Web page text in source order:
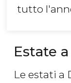
tutto
Estate
Le estati a